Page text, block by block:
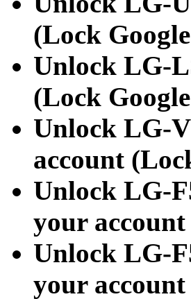
(Lock
Unlock LG-
(Lock
Unlock LG-
account
Unlock LG-
your
Unlock LG-
your